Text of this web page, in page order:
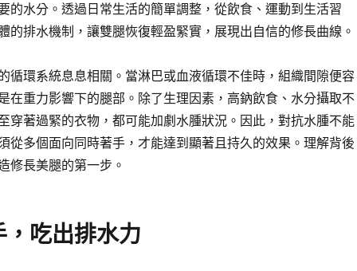
的水分。透過日常生活的簡單調整，從飲食、運動到生活習
的排水機制，讓雙腿恢復輕盈緊實，展現出自信的修長曲線。
循環系統息息相關。當淋巴或血液循環不佳時，組織間隙便容
在重力影響下的腿部。除了生理因素，高鈉飲食、水分攝取不
穿著過緊的衣物，都可能加劇水腫狀況。因此，對抗水腫不能
從多個面向同時著手，才能達到顯著且持久的效果。理解背後
修長美腿的第一步。
吃出排水力